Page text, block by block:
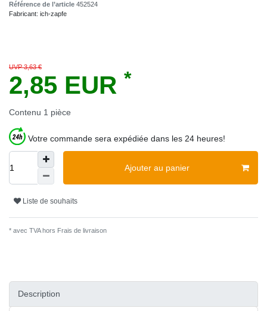
Référence de l’article 452524
Fabricant: ich-zapfe
UVP 3,63 €
2,85 EUR *
Contenu 1 pièce
Votre commande sera expédiée dans les 24 heures!
Ajouter au panier
Liste de souhaits
* avec TVA hors Frais de livraison
Description